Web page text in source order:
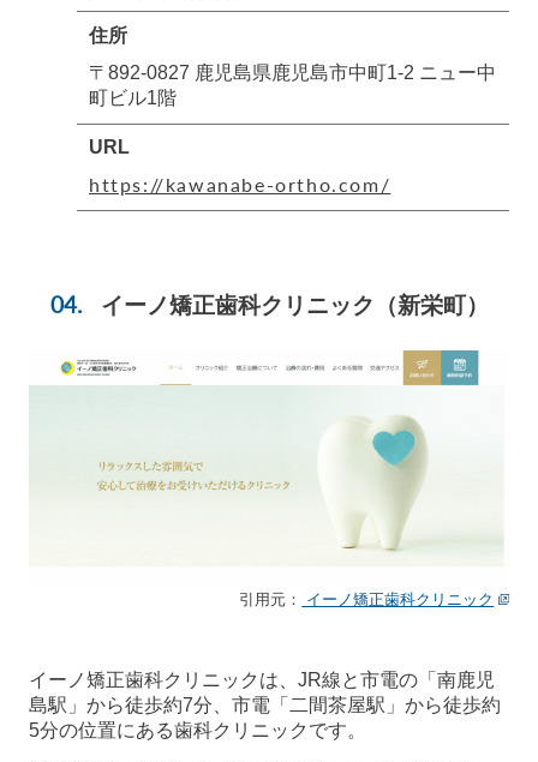
住所
〒892-0827 鹿児島県鹿児島市中町1-2 ニュー中
町ビル1階
URL
https://kawanabe-ortho.com/
イーノ矯正歯科クリニック （新栄町）
引用元： イーノ矯正歯科クリニック
イーノ矯正歯科クリニックは、JR線と市電の「南鹿児
島駅」から徒歩約7分、市電「二間茶屋駅」から徒歩約
5分の位置にある歯科クリニックです。